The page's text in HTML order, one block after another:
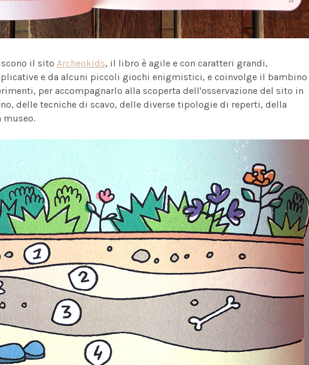
il sito Archeokids, il libro è agile e con caratteri grandi,
e da alcuni piccoli giochi enigmistici, e coinvolge il bambino
per accompagnarlo alla scoperta dell'osservazione del sito in
delle tecniche di scavo, delle diverse tipologie di reperti, della
museo.